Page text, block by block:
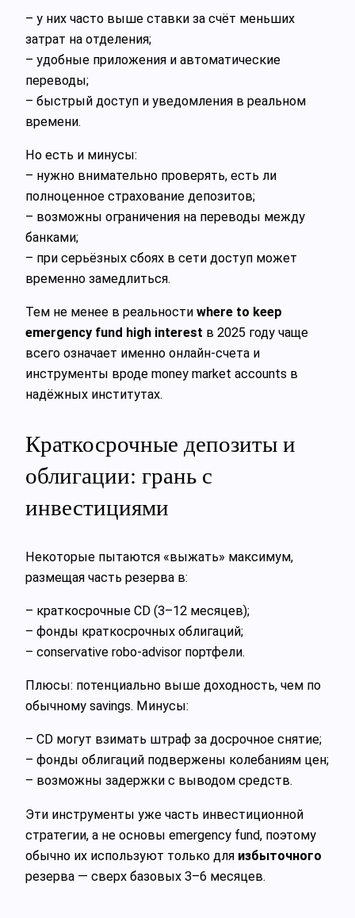
– у них часто выше ставки за счёт меньших
затрат на отделения;
– удобные приложения и автоматические
переводы;
– быстрый доступ и уведомления в реальном
времени.
Но есть и минусы:
– нужно внимательно проверять, есть ли
полноценное страхование депозитов;
– возможны ограничения на переводы между
банками;
– при серьёзных сбоях в сети доступ может
временно замедлиться.
Тем не менее в реальности where to keep
emergency fund high interest в 2025 году чаще
всего означает именно онлайн‑счета и
инструменты вроде money market accounts в
надёжных институтах.
Краткосрочные депозиты и
облигации: грань с
инвестициями
Некоторые пытаются «выжать» максимум,
размещая часть резерва в:
– краткосрочные CD (3–12 месяцев);
– фонды краткосрочных облигаций;
– conservative robo‑advisor портфели.
Плюсы: потенциально выше доходность, чем по
обычному savings. Минусы:
– CD могут взимать штраф за досрочное снятие;
– фонды облигаций подвержены колебаниям цен;
– возможны задержки с выводом средств.
Эти инструменты уже часть инвестиционной
стратегии, а не основы emergency fund, поэтому
обычно их используют только для избыточного
резерва — сверх базовых 3–6 месяцев.